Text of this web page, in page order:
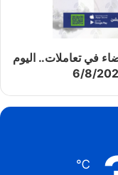
في تعاملات.. اليوم
℃